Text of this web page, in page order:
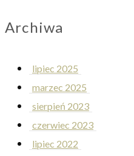
Archiwa
lipiec 2025
marzec 2025
sierpień 2023
czerwiec 2023
lipiec 2022